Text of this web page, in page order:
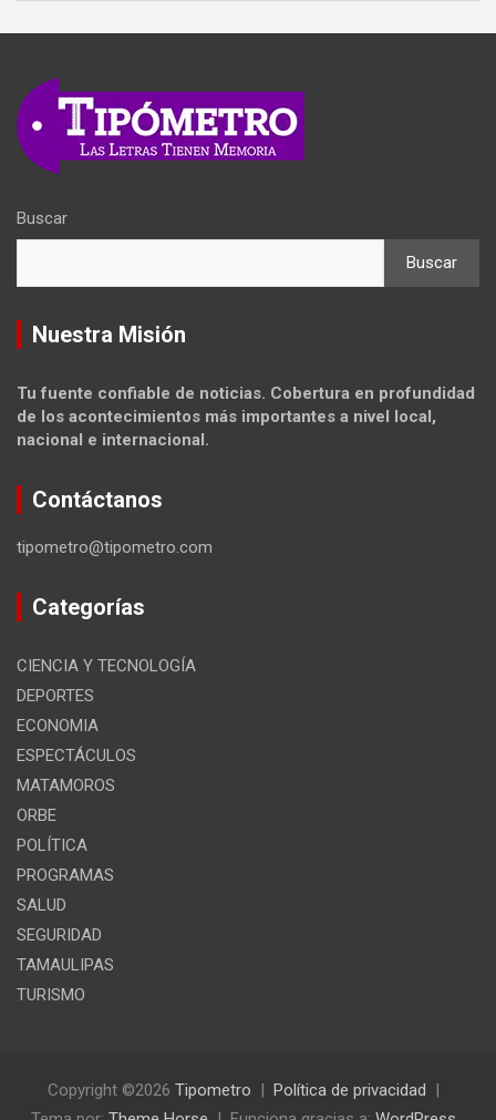
Buscar
Buscar
Nuestra Misión
Tu fuente confiable de noticias. Cobertura en profundidad
de los acontecimientos más importantes a nivel local,
nacional e internacional.
Contáctanos
tipometro@tipometro.com
Categorías
CIENCIA Y TECNOLOGÍA
DEPORTES
ECONOMIA
ESPECTÁCULOS
MATAMOROS
ORBE
POLÍTICA
PROGRAMAS
SALUD
SEGURIDAD
TAMAULIPAS
TURISMO
Copyright ©2026 Tipometro
Política de privacidad